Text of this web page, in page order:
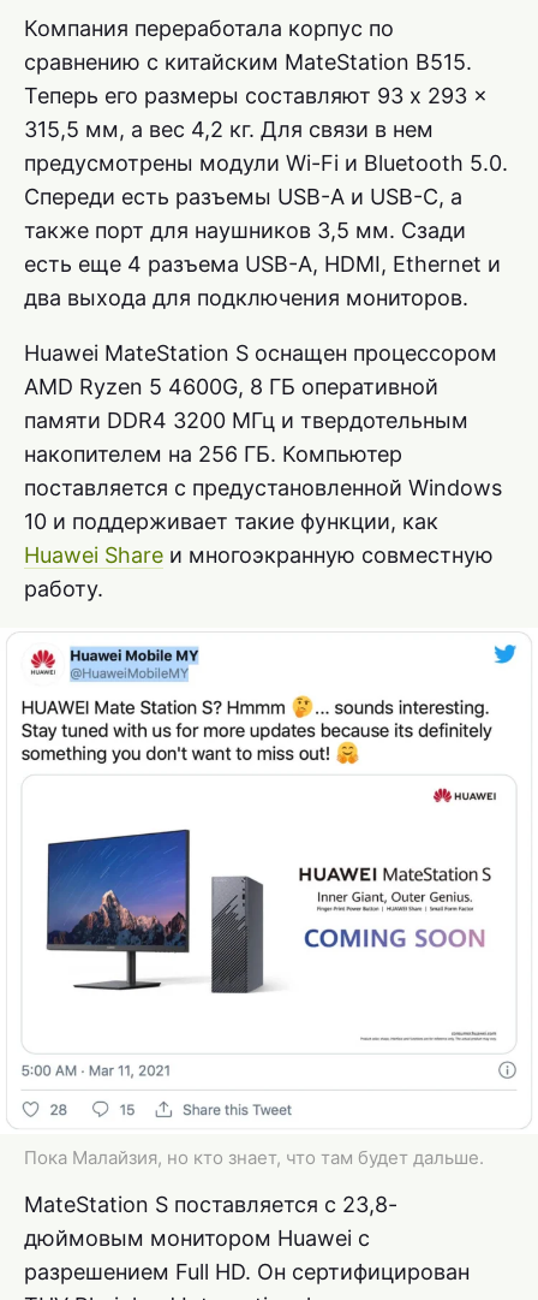
Компания переработала корпус по
сравнению с китайским MateStation B515.
Теперь его размеры составляют 93 x 293 x
315,5 мм, а вес 4,2 кг. Для связи в нем
предусмотрены модули Wi-Fi и Bluetooth 5.0.
Спереди есть разъемы USB-A и USB-C, а
также порт для наушников 3,5 мм. Сзади
есть еще 4 разъема USB-A, HDMI, Ethernet и
два выхода для подключения мониторов.
Huawei MateStation S оснащен процессором
AMD Ryzen 5 4600G, 8 ГБ оперативной
памяти DDR4 3200 МГц и твердотельным
накопителем на 256 ГБ. Компьютер
поставляется с предустановленной Windows
10 и поддерживает такие функции, как
Huawei Share и многоэкранную совместную
работу.
Пока Малайзия, но кто знает, что там будет дальше.
MateStation S поставляется с 23,8-
дюймовым монитором Huawei с
разрешением Full HD. Он сертифицирован